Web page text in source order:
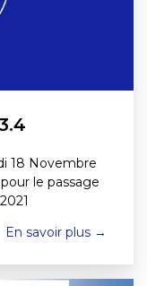
18 Novembre
le passage
En savoir plus →